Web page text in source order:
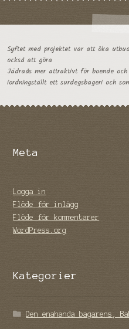
Syftet med projektet var att öka
också att göra
Jädraås mer attraktivt för boende
iordningställt ett surdegsbageri och
Meta
Logga in
Flöde för inlägg
Flöde för kommentarer
WordPress.org
Kategorier
Den enahanda bagarens,